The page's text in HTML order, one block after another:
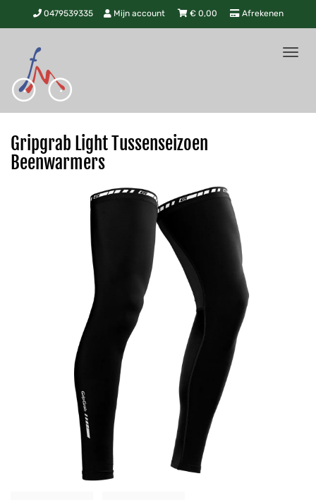
0479539335 Mijn account € 0,00 Afrekenen
Gripgrab Light Tussenseizoen
Beenwarmers